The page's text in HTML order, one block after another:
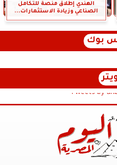
الهندي إطلاق منصة للتكامل
الصناعي وزيادة الاستثمارات...
بوك
Tweets by